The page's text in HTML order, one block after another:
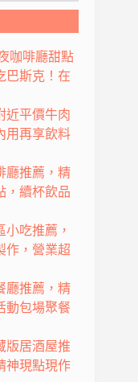
咖啡廳甜點
巴斯克！在
近平價牛肉
用再享飲料
廳推薦，精
，續杯飲品
小吃推薦，
作，營業超
廳推薦，精
動包場聚餐
版居酒屋推
神現點現作